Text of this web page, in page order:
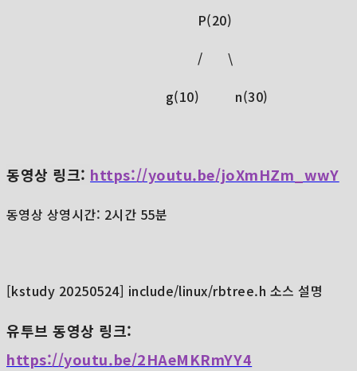
P(20)
/ \
g(10) n(30)
동영상 링크: https://youtu.be/joXmHZm_wwY
동영상 상영시간: 2시간 55분
[kstudy 20250524] include/linux/rbtree.h 소스 설명
유투브 동영상 링크:
https://youtu.be/2HAeMKRmYY4